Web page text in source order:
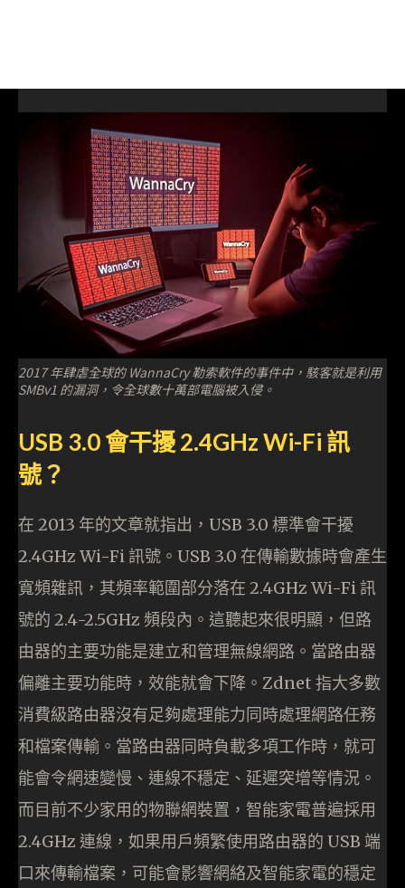
2017 年肆虐全球的 WannaCry 勒索軟件的事件中，駭客就是利用
SMBv1 的漏洞，令全球數十萬部電腦被入侵。
USB 3.0 會干擾 2.4GHz Wi-Fi 訊
號？
在 2013 年的文章就指出，USB 3.0 標準會干擾
2.4GHz Wi-Fi 訊號。USB 3.0 在傳輸數據時會產生
寬頻雜訊，其頻率範圍部分落在 2.4GHz Wi-Fi 訊
號的 2.4-2.5GHz 頻段內。這聽起來很明顯，但路
由器的主要功能是建立和管理無線網路。當路由器
偏離主要功能時，效能就會下降。Zdnet 指大多數
消費級路由器沒有足夠處理能力同時處理網路任務
和檔案傳輸。當路由器同時負載多項工作時，就可
能會令網速變慢、連線不穩定、延遲突增等情況。
而目前不少家用的物聯網裝置，智能家電普遍採用
2.4GHz 連線，如果用戶頻繁使用路由器的 USB 端
口來傳輸檔案，可能會影響網絡及智能家電的穩定